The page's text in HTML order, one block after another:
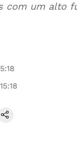
com um alto